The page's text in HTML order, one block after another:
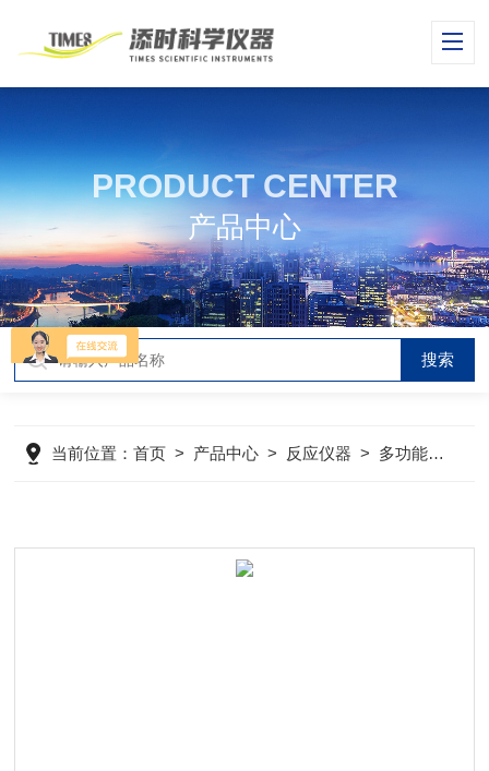
PRODUCT CENTER
产品中心
当前位置：首页 > 产品中心 > 反应仪器 > 多功能反应器